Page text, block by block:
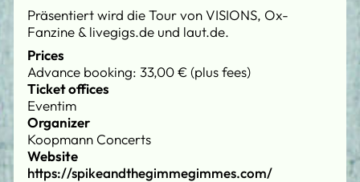
Präsentiert wird die Tour von VISIONS, Ox-
Fanzine & livegigs.de und laut.de.
Prices
Advance booking: 33,00 € (plus fees)
Ticket offices
Eventim
Organizer
Koopmann Concerts
Website
https://spikeandthegimmegimmes.com/